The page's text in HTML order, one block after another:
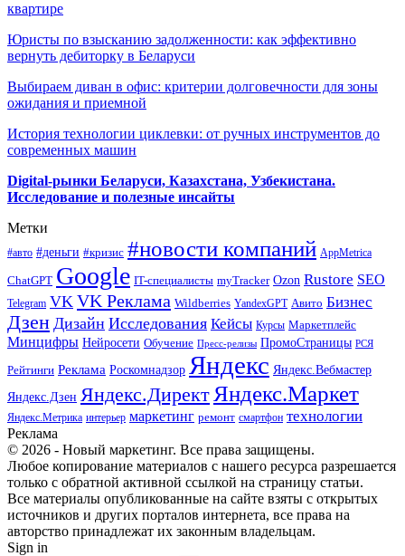
квартире
Юристы по взысканию задолженности: как эффективно
вернуть дебиторку в Беларуси
Выбираем диван в офис: критерии долговечности для зоны
ожидания и приемной
История технологии циклевки: от ручных инструментов до
современных машин
Digital-рынки Беларуси, Казахстана, Узбекистана.
Исследование и полезные инсайты
Метки
#авто #деньги #кризис #новости компаний AppMetrica
ChatGPT Google IT-специалисты myTracker Ozon Rustore SEO
Telegram VK VK Реклама Wildberries YandexGPT Авито Бизнес
Дзен Дизайн Исследования Кейсы Курсы Маркетплейс
Минцифры Нейросети Обучение Пресс-релизы ПромоСтраницы РСЯ
Рейтинги Реклама Роскомнадзор Яндекс Яндекс.Вебмастер
Яндекс.Дзен Яндекс.ДиректЯндекс.Маркет
Яндекс.Метрика интерьер маркетинг ремонт смартфон технологии
Реклама
© 2026 - Новый маркетинг. Все права защищены.
Любое копирование материалов с нашего ресурса разрешается
только с обратной активной ссылкой на страницу статьи.
Все материалы опубликованные на сайте взяты с открытых
источников и других порталов интернета, все права на
авторство принадлежат их законным владельцам.
Sign in